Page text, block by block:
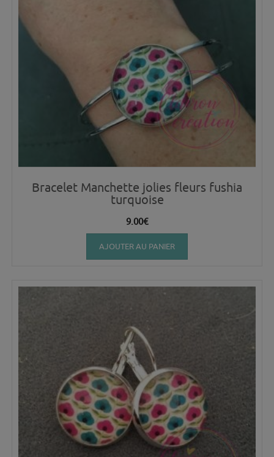
Bracelet Manchette jolies fleurs fushia
turquoise
9.00€
AJOUTER AU PANIER